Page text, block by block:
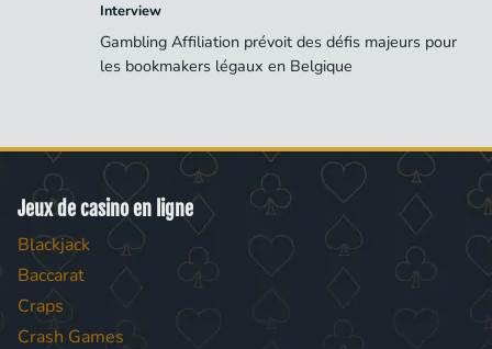
Interview
Gambling Affiliation prévoit des défis majeurs pour
les bookmakers légaux en Belgique
Jeux de casino en ligne
Blackjack
Baccarat
Craps
Crash Games